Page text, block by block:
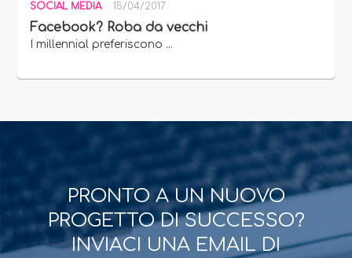
SOCIAL MEDIA 15/04/2017
Facebook? Roba da vecchi
I millennial preferiscono ...
PRONTO A UN NUOVO
PROGETTO DI SUCCESSO?
INVIACI UNA EMAIL DI